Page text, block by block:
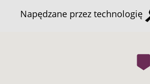
Napędzane przez technologię